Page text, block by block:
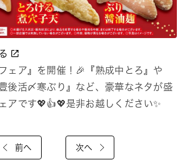
ェア』を開催！🎉『熟成中とろ』や
後活〆寒ぶり』など、豪華なネタが盛
アです💖👍💖是非お越しください✨
前へ 次へ